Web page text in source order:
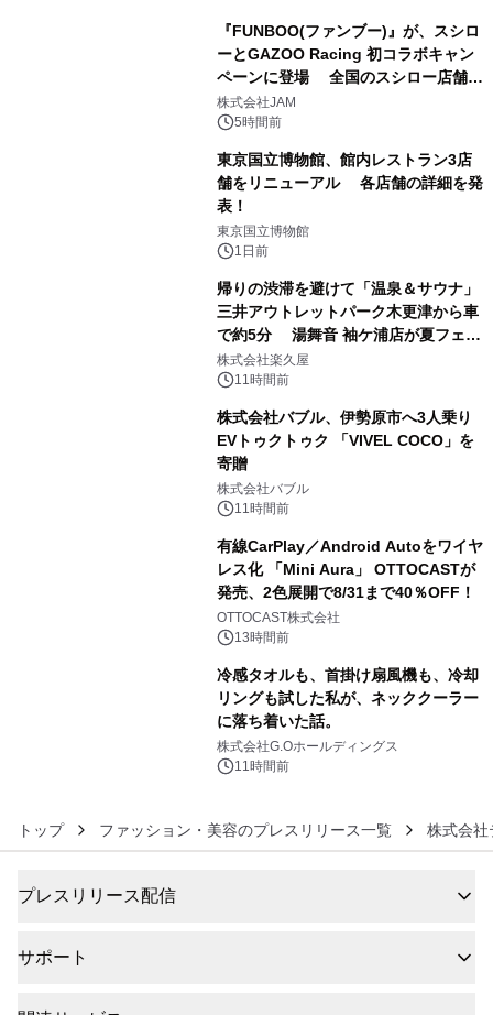
『FUNBOO(ファンブー)』が、スシロ
ーとGAZOO Racing 初コラボキャン
ペーンに登場 全国のスシロー店舗で
GR 4車種の FUNBOO(ミニカー)付き
メニューが展開されます
株式会社JAM
5時間前
東京国立博物館、館内レストラン3店
舗をリニューアル 各店舗の詳細を発
表！
東京国立博物館
1日前
帰りの渋滞を避けて「温泉＆サウナ」
三井アウトレットパーク木更津から車
で約5分 湯舞音 袖ケ浦店が夏フェア
メニューを提供
株式会社楽久屋
11時間前
株式会社バブル、伊勢原市へ3人乗り
EVトゥクトゥク 「VIVEL COCO」を
寄贈
株式会社バブル
11時間前
有線CarPlay／Android Autoをワイヤ
レス化 「Mini Aura」 OTTOCASTが
発売、2色展開で8/31まで40％OFF！
OTTOCAST株式会社
13時間前
冷感タオルも、首掛け扇風機も、冷却
リングも試した私が、ネッククーラー
に落ち着いた話。
株式会社G.Oホールディングス
11時間前
トップ ファッション・美容のプレスリリース一覧 株式会社
プレスリリース配信
サポート